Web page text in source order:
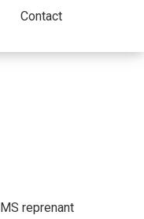
Contact
reprenant